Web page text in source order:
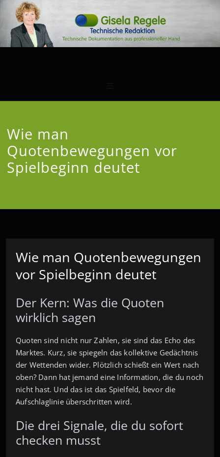
Wie man
Quotenbewegungen vor
Spielbeginn deutet
Wie man Quotenbewegungen
vor Spielbeginn deutet
Der Kern: Was die Quoten
wirklich sagen
Quoten sind nicht nur Zahlen, sie sind das Echo des
Marktes. Kurz, sie spiegeln das kollektive Gedächtnis
der Wettenden wider. Plötzlich schießt ein Wert nach
oben? Dann hat jemand eine Information, die du noch
nicht hast. Und das ist das Spielfeld, bevor die
Aufschlaglinie überschritten wird.
Die drei Signale, die du sofort
checken musst